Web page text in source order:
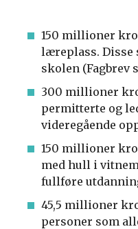
150 millioner
læreplass. Disse
skolen (Fagbrev
300 millioner
permitterte og
videregående
150 millioner
med hull i
fullføre
45,5 millioner
personer som